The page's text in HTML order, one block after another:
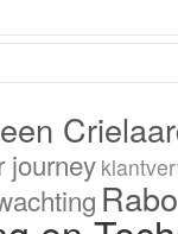
journey